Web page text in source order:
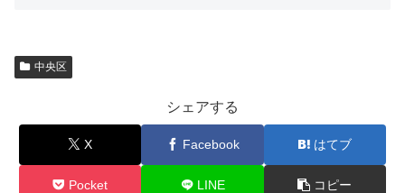
中央区
シェアする
X Facebook はてブ
Pocket LINE コピー